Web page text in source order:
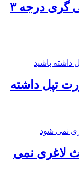
کلاس تئوری مربی گری درجه ۳
تپل داشته
لاغری نمی